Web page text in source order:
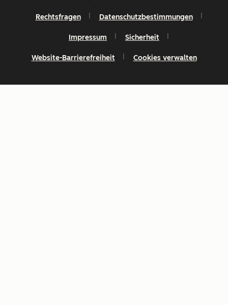
Rechtsfragen Datenschutzbestimmungen
Impressum Sicherheit
Website-Barrierefreiheit Cookies verwalten